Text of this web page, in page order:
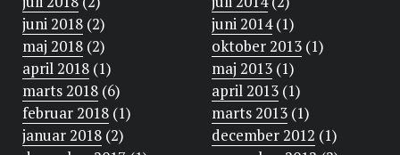
juni 2018 (2)
maj 2018 (2)
april 2018 (1)
marts 2018 (6)
februar 2018 (1)
januar 2018 (2)
juni 2014(1)
oktober 2013(1)
maj 2013(1)
april 2013(1)
marts 2013(1)
december 2012 (1)